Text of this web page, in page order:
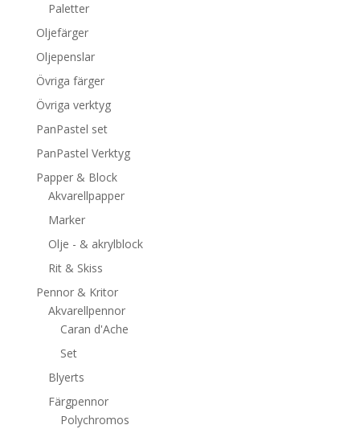
Paletter
Oljefärger
Oljepenslar
Övriga färger
Övriga verktyg
PanPastel set
PanPastel Verktyg
Papper & Block
Akvarellpapper
Marker
Olje - & akrylblock
Rit & Skiss
Pennor & Kritor
Akvarellpennor
Caran d'Ache
Set
Blyerts
Färgpennor
Polychromos